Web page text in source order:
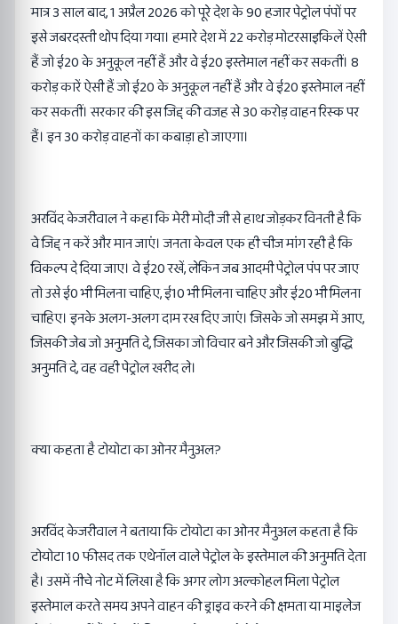
मात्र 3 साल बाद, 1 अप्रैल 2026 को पूरे देश के 90 हजार पेट्रोल पंपों पर
इसे जबरदस्ती थोप दिया गया। हमारे देश में 22 करोड़ मोटरसाइकिलें ऐसी
हैं जो ई20 के अनुकूल नहीं हैं और वे ई20 इस्तेमाल नहीं कर सकतीं। 8
करोड़ कारें ऐसी हैं जो ई20 के अनुकूल नहीं हैं और वे ई20 इस्तेमाल नहीं
कर सकतीं। सरकार की इस जिद्द की वजह से 30 करोड़ वाहन रिस्क पर
हैं। इन 30 करोड़ वाहनों का कबाड़ा हो जाएगा।
अरविंद केजरीवाल ने कहा कि मेरी मोदी जी से हाथ जोड़कर विनती है कि
वे जिद्द न करें और मान जाएं। जनता केवल एक ही चीज मांग रही है कि
विकल्प दे दिया जाए। वे ई20 रखें, लेकिन जब आदमी पेट्रोल पंप पर जाए
तो उसे ई0 भी मिलना चाहिए, ई10 भी मिलना चाहिए और ई20 भी मिलना
चाहिए। इनके अलग-अलग दाम रख दिए जाएं। जिसके जो समझ में आए,
जिसकी जेब जो अनुमति दे, जिसका जो विचार बने और जिसकी जो बुद्धि
अनुमति दे, वह वही पेट्रोल खरीद ले।
क्या कहता है टोयोटा का ओनर मैनुअल?
अरविंद केजरीवाल ने बताया कि टोयोटा का ओनर मैनुअल कहता है कि
टोयोटा 10 फीसद तक एथेनॉल वाले पेट्रोल के इस्तेमाल की अनुमति देता
है। उसमें नीचे नोट में लिखा है कि अगर लोग अल्कोहल मिला पेट्रोल
इस्तेमाल करते समय अपने वाहन की ड्राइव करने की क्षमता या माइलेज